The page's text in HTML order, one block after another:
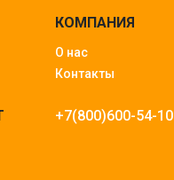
КОМПАНИЯ
О нас
Контакты
+7(800)600-54-10